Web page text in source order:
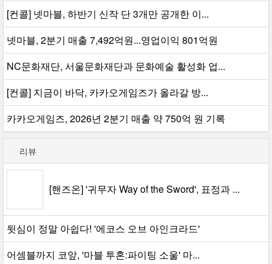
[컨콜] 넷마블, 하반기 신작 단 3개만 공개한 이...
넷마블, 2분기 매출 7,492억원...영업이익 801억원
NC문화재단, 서울문화재단과 문화예술 활성화 업...
[컨콜] 지금이 바닥, 카카오게임즈가 올라갈 방...
카카오게임즈, 2026년 2분기 매출 약 750억 원 기록
리뷰
[핸즈온] '귀무자 Way of the Sword', 표정과 ...
뒷심이 정말 아쉽다! '에코스 오브 아인크라드'
어셈블까지 코앞, '마블 투혼:파이팅 소울' 마...